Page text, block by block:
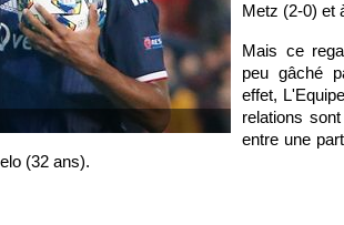
Metz (2-0) et
Mais ce
peu gâché
effet,
relations
entre une
(32 ans).